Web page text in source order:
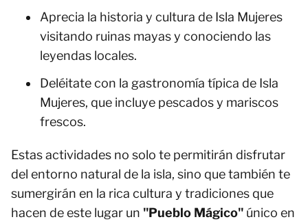
Aprecia la historia y cultura de Isla Mujeres
visitando ruinas mayas y conociendo las
leyendas locales.
Deléitate con la gastronomía típica de Isla
Mujeres, que incluye pescados y mariscos
frescos.
Estas actividades no solo te permitirán disfrutar
del entorno natural de la isla, sino que también te
sumergirán en la rica cultura y tradiciones que
hacen de este lugar un "Pueblo Mágico" único en